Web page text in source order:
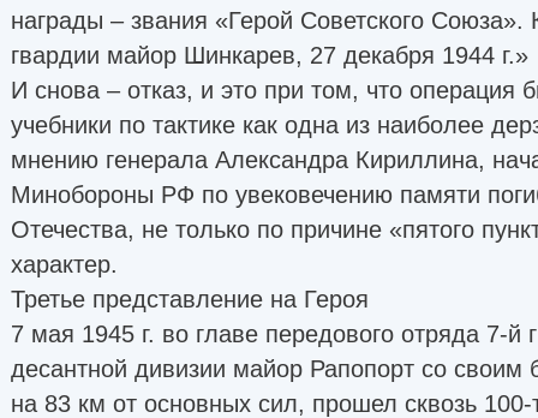
награды – звания «Герой Советского
гвардии майор Шинкарев, 27 декабря 1944 г.»
И снова – отказ, и это при том, что операция
учебники по тактике как одна из наиболее
мнению генерала Александра Кириллина,
Минобороны РФ по увековечению памяти
Отечества, не только по причине «пятого
характер.
Третье представление на Героя
7 мая 1945 г. во главе передового отряда 7-й
десантной дивизии майор Рапопорт со своим
на 83 км от основных сил, прошел сквозь 100-